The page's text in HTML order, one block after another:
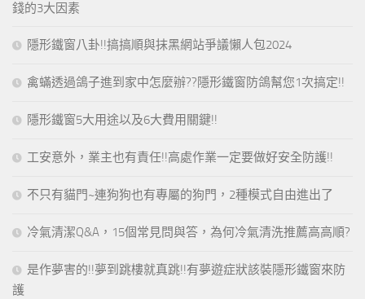
錢的3大因素
隱形鐵窗八卦!!搞搞順與抹黑網站爭議懶人包2024
禽蟎透過鴿子進到家中怎麼辦??隱形鐵窗防鴿幫您1次搞定!!
隱形鐵窗5大用途以及6大費用關鍵!!
工安意外，業主也有責任!!高處作業一定要做好安全防護!!
不只有貓門~連狗狗也有專屬的狗門，2種模式自由進出了
冷氣清潔Q&A，15個常見問與答，為何冷氣清洗推薦高高順?
是作夢害的!!夢到跳樓就真跳!!有夢遊症狀該裝隱形鐵窗來防
護